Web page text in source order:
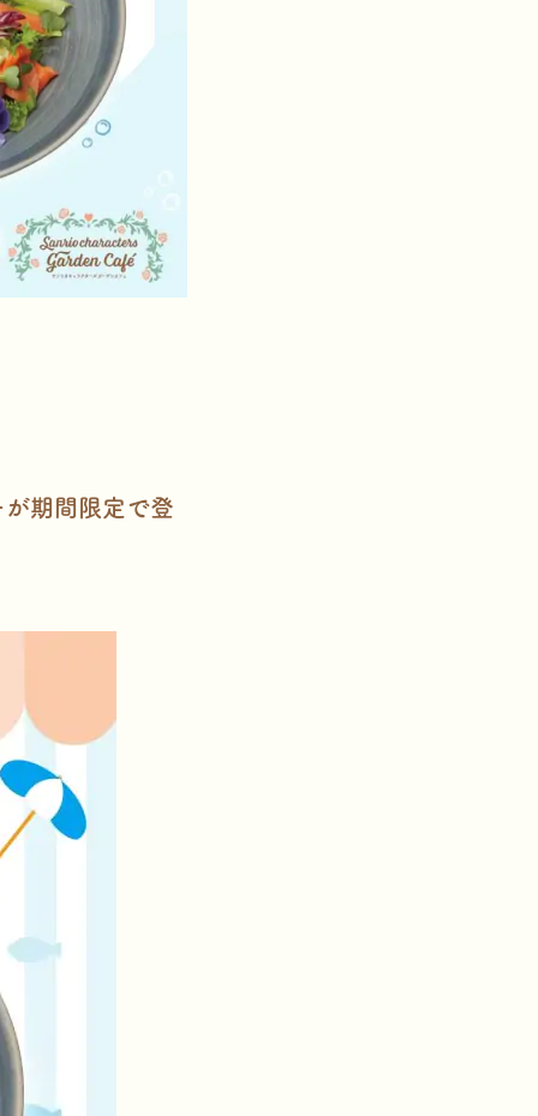
期間限定で登